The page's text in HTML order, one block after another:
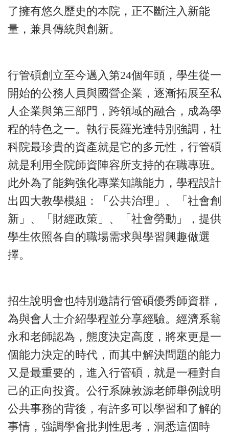
了擁有悠久歷史的本院，正不斷注入新能
量，兼具傳統與創新。
行管碩創立至今邁入第24個年頭，學生從一
開始的公務人員與國營企業，逐漸拓展至私
人企業與第三部門，跨領域的融合，成為學
程的特色之一。執行長羅光達特別強調，社
科院最珍貴的資產就是它的多元性，行管碩
就是利用全院師資陣容所支持的在職專班。
此外為了能夠強化專業知識能力，學程設計
出四大教學模組：「公共治理」、「社會創
新」、「財經政策」、「社會勞動」，提供
學生依照各自的職場需求與學習興趣做選
擇。
招生說明會也特別邀請行管碩優秀師資群，
為與會人士介紹學程並分享經驗。經濟系翁
永和老師認為，態度決定高度，將來更是一
個能力決定的時代，而其中解決問題的能力
又是最重要的，進入行管碩，就是一種對自
己的正向投資。公行系陳敦源老師舉例說明
公共事務的背後，有許多可以學習和了解的
事情，強調學會批判性思考，洞悉這個時